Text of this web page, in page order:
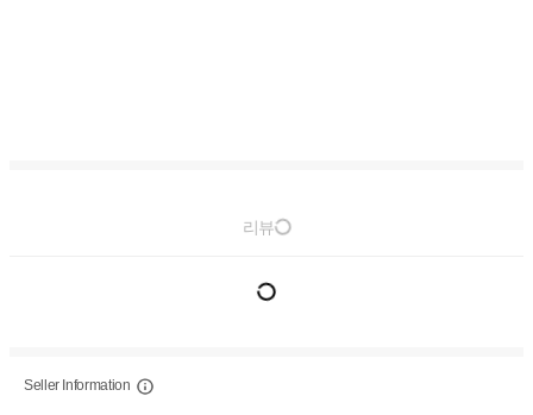
리뷰
Seller Information